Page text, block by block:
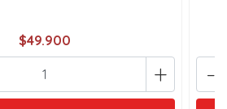
$49.900
+ -